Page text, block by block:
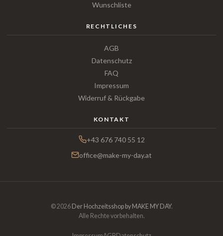
Wunschliste
RECHTLICHES
AGB
Datenschutz
FAQ
Impressum
Widerruf & Rückgabe
KONTAKT
+43 676 740 55 12
office@make-my-day.at
© 2026 Der Hochzeitsshop by MAKE MY DAY.
Alle Rechte vorbehalten.